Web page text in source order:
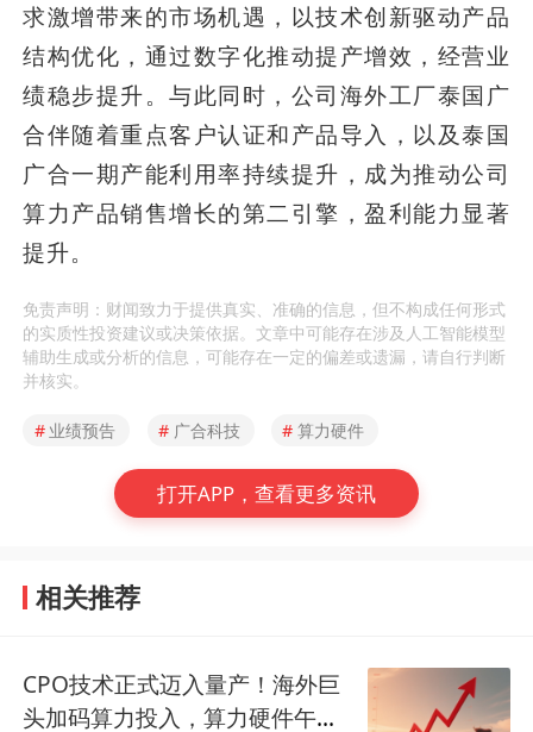
求激增带来的市场机遇，以技术创新驱动产品
结构优化，通过数字化推动提产增效，经营业
绩稳步提升。与此同时，公司海外工厂泰国广
合伴随着重点客户认证和产品导入，以及泰国
广合一期产能利用率持续提升，成为推动公司
算力产品销售增长的第二引擎，盈利能力显著
提升。
免责声明：财闻致力于提供真实、准确的信息，但不构成任何形式
的实质性投资建议或决策依据。文章中可能存在涉及人工智能模型
辅助生成或分析的信息，可能存在一定的偏差或遗漏，请自行判断
并核实。
# 业绩预告 # 广合科技 # 算力硬件
打开APP，查看更多资讯
相关推荐
CPO技术正式迈入量产！海外巨
头加码算力投入，算力硬件午后